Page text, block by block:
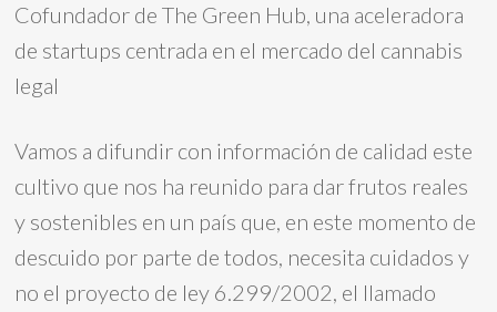
Cofundador de The Green Hub, una aceleradora
de startups centrada en el mercado del cannabis
legal
Vamos a difundir con información de calidad este
cultivo que nos ha reunido para dar frutos reales
y sostenibles en un país que, en este momento de
descuido por parte de todos, necesita cuidados y
no el proyecto de ley 6.299/2002, el llamado